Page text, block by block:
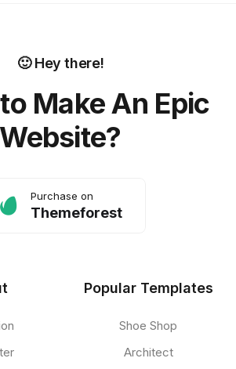
🙂 Hey there!
Make An Epic
Website?
Purchase on
Themeforest
Popular Templates
Shoe Shop
Architect